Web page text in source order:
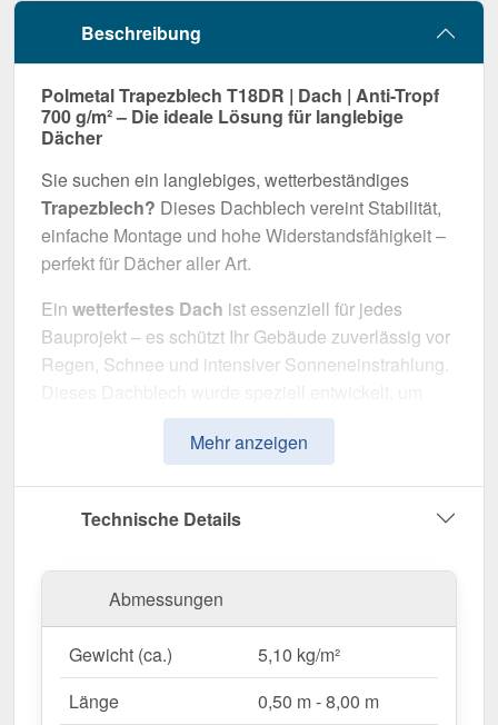
Beschreibung
Polmetal Trapezblech T18DR | Dach | Anti-Tropf
700 g/m² – Die ideale Lösung für langlebige
Dächer
Sie suchen ein langlebiges, wetterbeständiges
Trapezblech? Dieses Dachblech vereint Stabilität,
einfache Montage und hohe Widerstandsfähigkeit –
perfekt für Dächer aller Art.
Ein wetterfestes Dach ist essenziell für jedes
Bauprojekt – es schützt Ihr Gebäude zuverlässig vor
Regen, Schnee und intensiver Sonneneinstrahlung.
robuste und langlebige Dachlösung
bieten. Es überzeugt durch einfache Montage, hohe
0,50 mm, sorgt es für eine robuste Dachlösung. Die
Plattenbreite von 1,138 m
Nutzbreite von 1,10 mermöglichen eine schnelle
und effiziente Verlegung. Dank der25 µm Polyester
Material dauerhaft gegen Korrosion geschützt,
Mehr anzeigen
Technische Details
Abmessungen
Gewicht (ca.)
5,10 kg/m²
Länge
0,50 m - 8,00 m